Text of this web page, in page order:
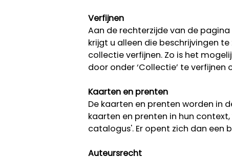
Verfijnen
Aan de rechterzijde van de
krijgt u alleen die beschrijvingen
collectie verfijnen. Zo is het
door onder ‘Collectie’ te verfijnen
Kaarten en prenten
De kaarten en prenten worden in
kaarten en prenten in hun
catalogus'. Er opent zich dan een
Auteursrecht